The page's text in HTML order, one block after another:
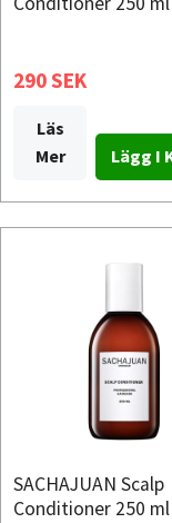
290 SEK
Läs
Mer
SACHAJUAN Scalp
Conditioner 250 ml